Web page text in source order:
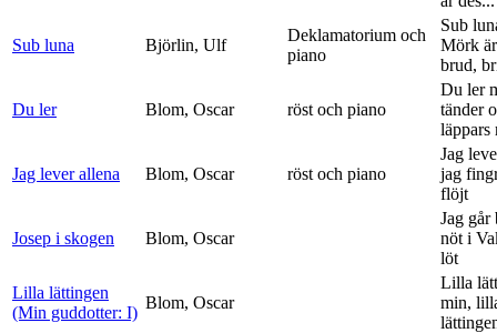
Sub luna Björlin, Ulf
Deklamatorium och
piano
Sub
Mörk
brud,
Du ler Blom, Oscar röst och piano
Du ler
tänder
läppars
Jag lever allena Blom, Oscar röst och piano
Jag
jag
flöjt
Josep i skogen Blom, Oscar
Jag går
nöt i
löt
Lilla lättingen
(Min guddotter: I)
Blom, Oscar
Lilla
min,